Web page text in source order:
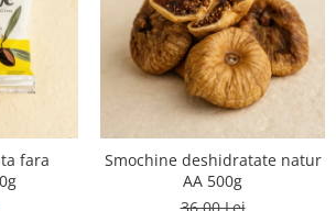
fara
Smochine deshidratate natur
AA 500g
36,00 Lei